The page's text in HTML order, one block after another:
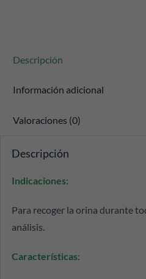
Descripción
Información adicional
Valoraciones (0)
Descripción
Indicaciones:
Para recoger la orina durante
análisis.
Características: